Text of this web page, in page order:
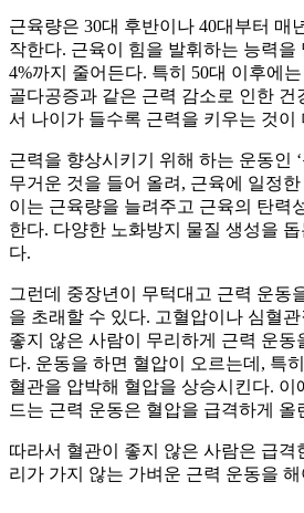
근육량은 30대 후반이나 40대부터 매
작한다. 근육이 힘을 발휘하는 능력을
4%까지 줄어든다. 특히 50대 이후에
골다공증과 같은 근력 감소로 인한 건
서 나이가 들수록 근력을 키우는 것이
근력을 향상시키기 위해 하는 운동인
무거운 것을 들어 올려, 근육에 일정
이는 근육량을 늘려주고 근육의 탄력
한다. 다양한 노화방지 물질 생성을 돕
다.
그런데 중장년이 무턱대고 근력 운동
을 초래할 수 있다. 고혈압이나 심혈관
좋지 않은 사람이 무리하게 근력 운동
다. 운동을 하면 혈압이 오르는데, 특
혈관을 압박해 혈압을 상승시킨다. 이
드는 근력 운동은 혈압을 급격하게 올
따라서 혈관이 좋지 않은 사람은 급격
리가 가지 않는 가벼운 근력 운동을 해